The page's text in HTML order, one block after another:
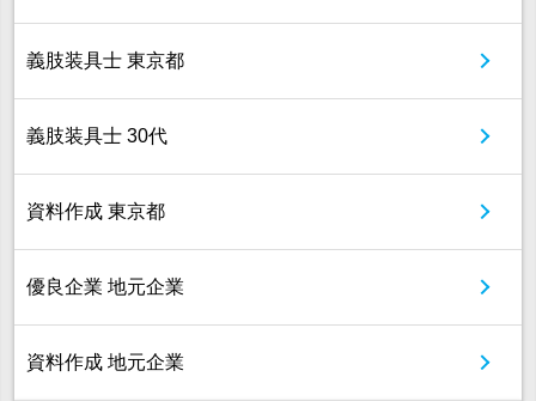
義肢装具士 東京都
義肢装具士 30代
資料作成 東京都
優良企業 地元企業
資料作成 地元企業